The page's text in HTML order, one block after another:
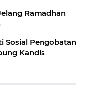
Ramadhan
Sosial Pengobatan
Kandis